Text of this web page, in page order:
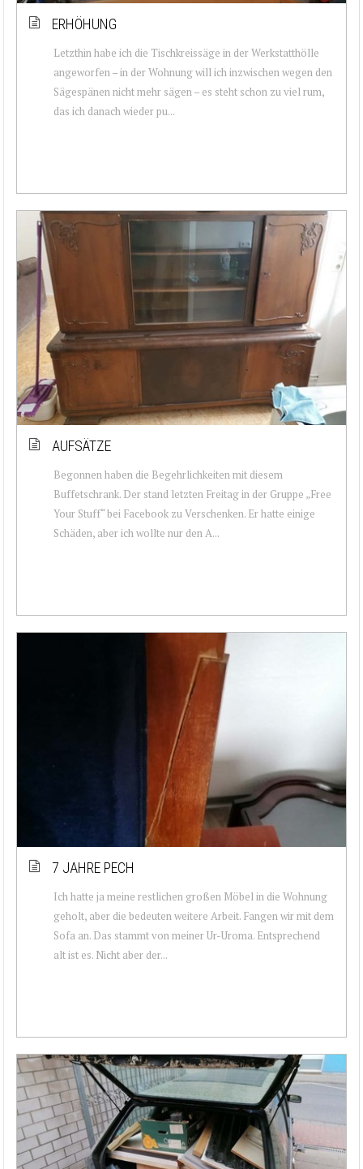
ERHÖHUNG
Letzthin habe ich die Tischkreissäge in der Werkstatthölle
angeworfen – in der Wohnung will ich inzwischen wegen den
Sägespänen nicht mehr sägen – es steht schon zu viel rum,
das ich danach wieder pu...
AUFSÄTZE
Begonnen haben die Begehrlichkeiten mit diesem
Buffetschrank. Der stand letzten Freitag in der Gruppe „Free
Your Stuff“ bei Facebook zu Verschenken. Er hatte einige
Schäden, aber ich wollte nur den A...
7 JAHRE PECH
Ich hatte ja meine restlichen großen Möbel in die Wohnung
geholt, aber die bedeuten weitere Arbeit. Fangen wir mit dem
Sofa an. Das stammt von meiner Ur-Uroma. Entsprechend
alt ist es. Nicht aber der...